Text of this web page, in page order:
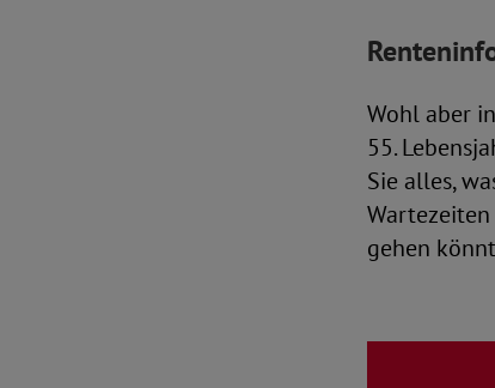
Wohl aber
55.
Sie alles,
gehen